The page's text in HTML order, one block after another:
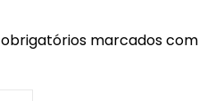
marcados com